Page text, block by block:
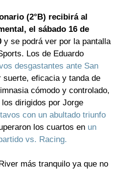
(2°B) recibirá al
el sábado 16 de
y se podrá ver por la pantalla
Los de Eduardo
desgastantes ante San
suerte, eficacia y tanda de
cómodo y controlado,
dirigidos por Jorge
con un abultado triunfo
los cuartos en un
vs. Racing.
más tranquilo ya que no